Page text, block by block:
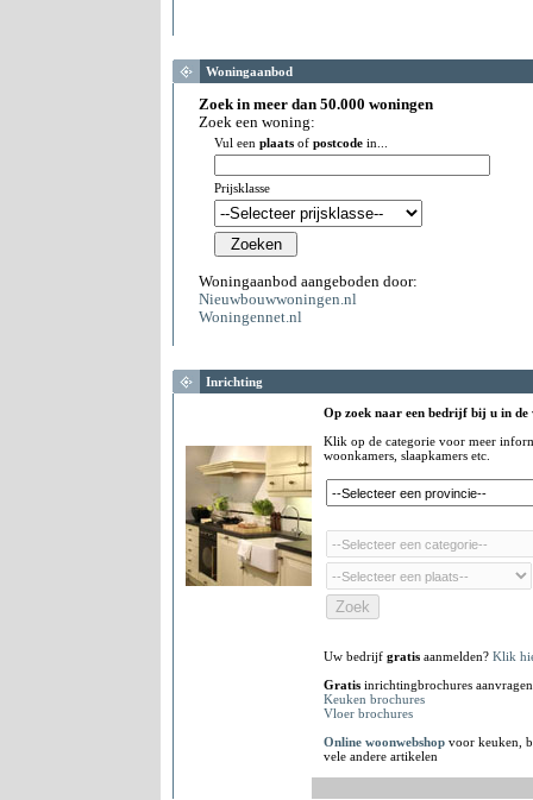
Woningaanbod
Zoek in meer dan 50.000 woningen
Zoek een woning:
Vul een plaats of postcode in...
Prijsklasse
Woningaanbod aangeboden door:
Nieuwbouwwoningen.nl
Woningennet.nl
Inrichting
Op zoek naar een bedrijf bij u in
Klik op de categorie voor meer
woonkamers, slaapkamers etc.
Uw bedrijf gratis aanmelden? Klik
Gratis inrichtingbrochures
Keuken brochures
Vloer brochures
Online woonwebshop voor keuken,
vele andere artikelen